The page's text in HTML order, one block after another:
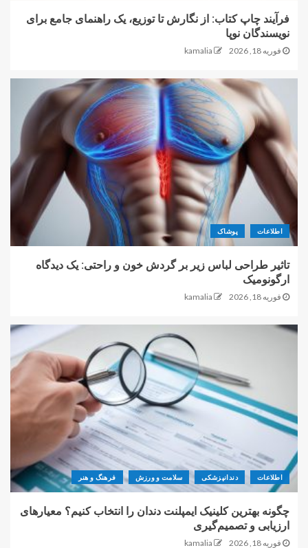
فرآیند چاپ کتاب: از نگارش تا توزیع، یک راهنمای جامع برای
نویسندگان نوپا
فوریه 18, 2026 kamalia
اطلاعات پوشاک
تاثیر طراحی لباس زیر بر گردش خون و راحتی: یک دیدگاه
ارگونومیک
فوریه 18, 2026 kamalia
اطلاعات دندانپزشکی سلامت و ورزش فرهنگ و هنر
چگونه بهترین کلینیک ایمپلنت دندان را انتخاب کنیم؟ معیارهای
ارزیابی و تصمیم‌گیری
فوریه 18, 2026 kamalia